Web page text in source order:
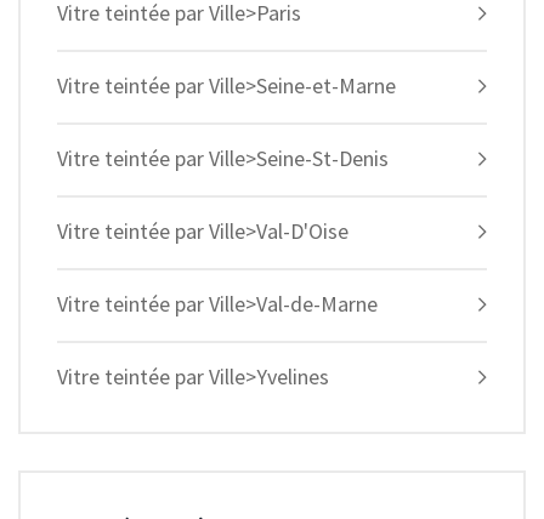
Vitre teintée par Ville>Paris
Vitre teintée par Ville>Seine-et-Marne
Vitre teintée par Ville>Seine-St-Denis
Vitre teintée par Ville>Val-D'Oise
Vitre teintée par Ville>Val-de-Marne
Vitre teintée par Ville>Yvelines